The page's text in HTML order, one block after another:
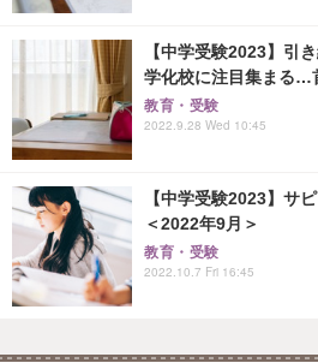
【中学受験2023】引
学化校に注目集まる…
教育・受験
2022.9.28 Wed 10:45
【中学受験2023】サ
＜2022年9月＞
教育・受験
2022.10.7 Fri 16:45